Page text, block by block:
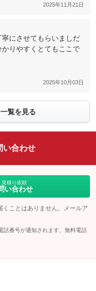
2025年11月21日
にさせてもらいましだ
りやすくとてもここで
2025年10月03日
覧を見る
い合わせ
見積り依頼
い合わせ
ことはありません。メールア
番号が通知されます。無料電話